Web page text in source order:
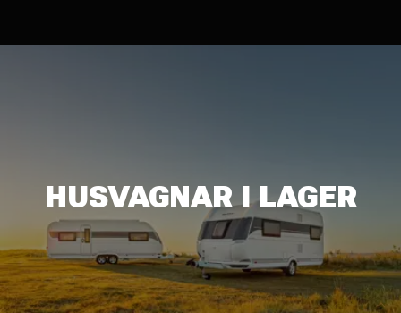
HUSVAGNAR I LAGER